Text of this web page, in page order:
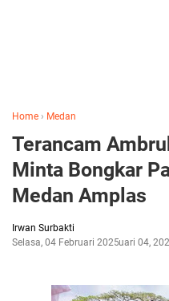
Home › Medan
Terancam
Minta Bongkar
Medan Amplas
Irwan Surbakti
Selasa, 04 Februari 2025Februari 04,